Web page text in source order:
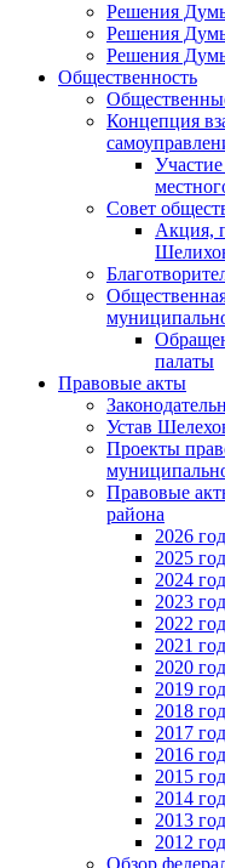
Решения
Решения
Решения
Общественность
Концепция
Совет
Акция,
палаты
Правовые акты
Устав
Проекты
Правовые
района
2026 год
2025 год
2024 год
2023 год
2022 год
2021 год
2020 год
2019 год
2018 год
2017 год
2016 год
2015 год
2014 год
2013 год
2012 год
Обзор